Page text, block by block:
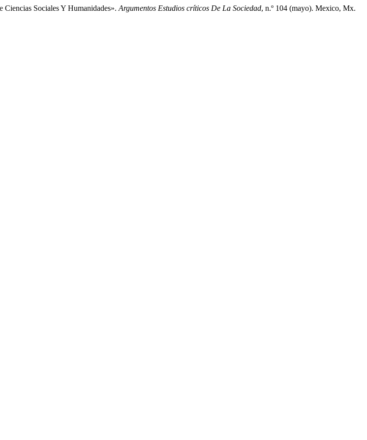
Sociales Y Humanidades». Argumentos Estudios críticos De La Sociedad, n.º 104 (mayo). Mexico, Mx.